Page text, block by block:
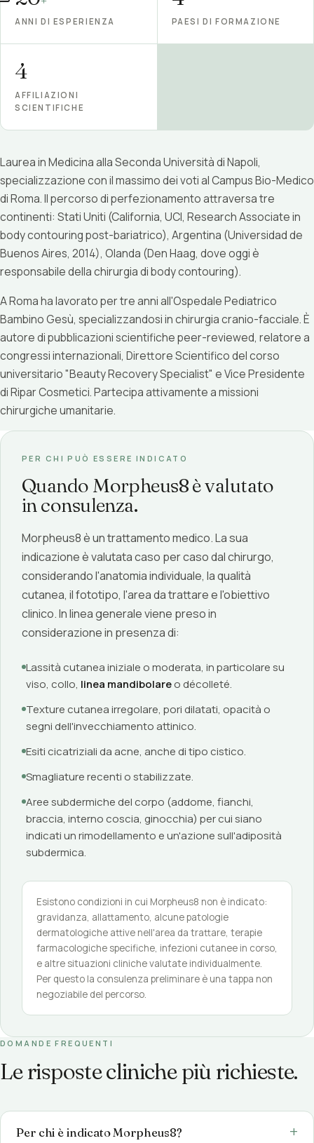
ANNI DI ESPERIENZA PAESI DI FORMAZIONE
4
AFFILIAZIONI
SCIENTIFICHE
Laurea in Medicina alla Seconda Università di Napoli,
specializzazione con il massimo dei voti al Campus Bio-Medico
di Roma. Il percorso di perfezionamento attraversa tre
continenti: Stati Uniti (California, UCI, Research Associate in
body contouring post-bariatrico), Argentina (Universidad de
Buenos Aires, 2014), Olanda (Den Haag, dove oggi è
responsabile della chirurgia di body contouring).
A Roma ha lavorato per tre anni all'Ospedale Pediatrico
Bambino Gesù, specializzandosi in chirurgia cranio-facciale. È
autore di pubblicazioni scientifiche peer-reviewed, relatore a
congressi internazionali, Direttore Scientifico del corso
universitario "Beauty Recovery Specialist" e Vice Presidente
di Ripar Cosmetici. Partecipa attivamente a missioni
chirurgiche umanitarie.
PER CHI PUÒ ESSERE INDICATO
Quando Morpheus8 è valutato
in consulenza.
Morpheus8 è un trattamento medico. La sua
indicazione è valutata caso per caso dal chirurgo,
considerando l'anatomia individuale, la qualità
cutanea, il fototipo, l'area da trattare e l'obiettivo
clinico. In linea generale viene preso in
considerazione in presenza di:
Lassità cutanea iniziale o moderata, in particolare su
viso, collo, linea mandibolareo décolleté.
Texture cutanea irregolare, pori dilatati, opacità o
segni dell'invecchiamento attinico.
Esiti cicatriziali da acne, anche di tipo cistico.
Smagliature recenti o stabilizzate.
Aree subdermiche del corpo (addome, fianchi,
braccia, interno coscia, ginocchia) per cui siano
indicati un rimodellamento e un'azione sull'adiposità
subdermica.
Esistono condizioni in cui Morpheus8 non è indicato:
gravidanza, allattamento, alcune patologie
dermatologiche attive nell'area da trattare, terapie
farmacologiche specifiche, infezioni cutanee in corso,
e altre situazioni cliniche valutate individualmente.
Per questo la consulenza preliminare è una tappa non
negoziabile del percorso.
DOMANDE FREQUENTI
Le risposte cliniche più richieste.
Per chi è indicato Morpheus8?